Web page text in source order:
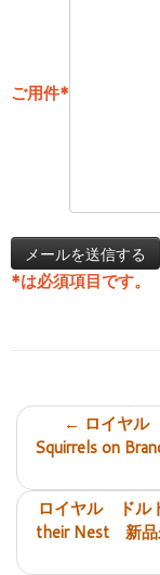
ご用件*
*は必須項目です。
← ロイヤ
Squirrels on
ロイヤル ドル
their Nest 新品